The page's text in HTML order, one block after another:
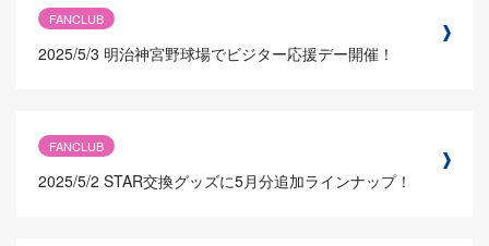
FANCLUB
2025/5/3 明治神宮野球場でビジター応援デー開催！
FANCLUB
2025/5/2 STAR交換グッズに5月分追加ラインナップ！